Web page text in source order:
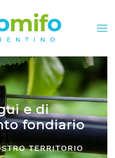
Comifo
E SERVIZI PER